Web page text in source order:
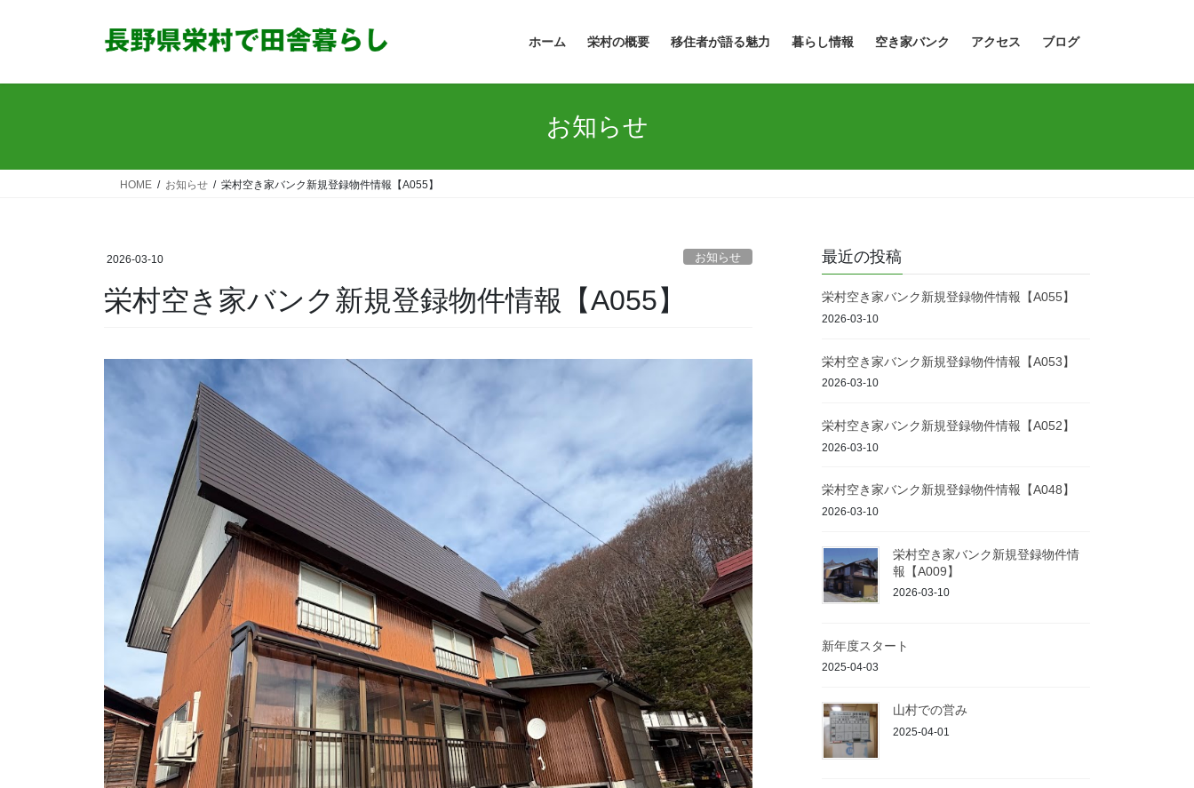
ホーム 栄村の概要 移住者が語る魅力 暮らし情報 空き家バンク アクセス ブログ
お知らせ
HOME お知らせ 栄村空き家バンク新規登録物件情報【A055】
2026-03-10 お知らせ
栄村空き家バンク新規登録物件情報【A055】
最近の投稿
栄村空き家バンク新規登録物件情報【A055】
2026-03-10
栄村空き家バンク新規登録物件情報【A053】
2026-03-10
栄村空き家バンク新規登録物件情報【A052】
2026-03-10
栄村空き家バンク新規登録物件情報【A048】
2026-03-10
栄村空き家バンク新規登録物件情
報【A009】
2026-03-10
新年度スタート
2025-04-03
山村での営み
2025-04-01